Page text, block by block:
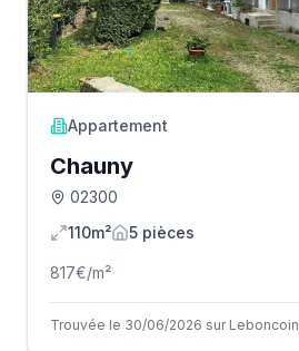
Appartement
Chauny
02300
110m²
5 pièces
817€/m²
Trouvée le 30/06/2026 sur Leboncoin